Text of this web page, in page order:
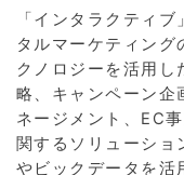
「インタラクティ
タルマーケティン
クノロジーを活用
略、キャンペーン企
ネージメント、EC
関するソリューショ
やビックデータを活